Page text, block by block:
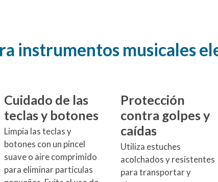
instrumentos musicales
Cuidado de las
teclas y botones
Limpia las teclas y
botones con un pincel
suave o aire comprimido
para eliminar partículas
Protección
contra golpes y
caídas
Utiliza estuches
acolchados y resistentes
para transportar y